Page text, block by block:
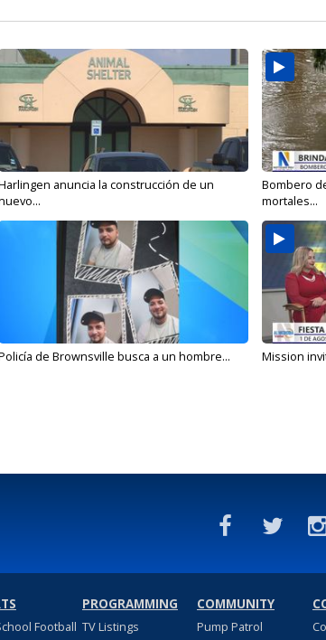
anuncia la construcción de un
Bombero
mortales...
de Brownsville busca a un hombre... Mission
Football
PROGRAMMING
TV Listings
COMMUNITY
Pump Patrol